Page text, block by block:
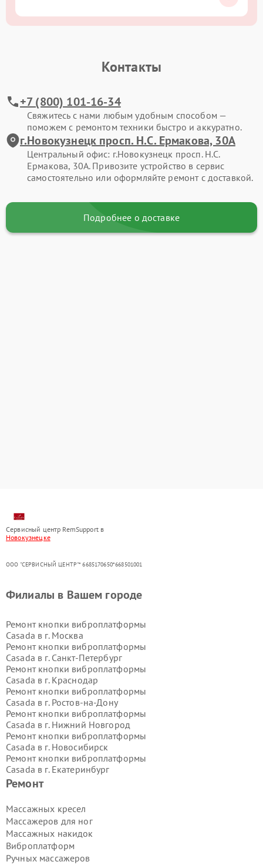
Контакты
+7 (800) 101-16-34
Свяжитесь с нами любым удобным способом —
поможем с ремонтом техники быстро и аккуратно.
г.Новокузнецк просп. Н.С. Ермакова, 30А
Центральный офис: г.Новокузнецк просп. Н.С.
Ермакова, 30А. Привозите устройство в сервис
самостоятельно или оформляйте ремонт с доставкой.
Подробнее о доставке
Сервисный центр RemSupport в
Новокузнецке
ООО "СЕРВИСНЫЙ ЦЕНТР"* 6685170650*668501001
Ремонт
Массажных кресел
Массажеров для ног
Массажных накидок
Виброплатформ
Ручных массажеров
Филиалы в Вашем городе
Ремонт кнопки виброплатформы
Casada в г. Москва
Ремонт кнопки виброплатформы
Casada в г. Санкт-Петербург
Ремонт кнопки виброплатформы
Casada в г. Краснодар
Ремонт кнопки виброплатформы
Casada в г. Ростов-на-Дону
Ремонт кнопки виброплатформы
Casada в г. Нижний Новгород
Ремонт кнопки виброплатформы
Casada в г. Новосибирск
Ремонт кнопки виброплатформы
Casada в г. Екатеринбург
Ремонт кнопки виброплатформы
Ремонт кнопки виброплатформы
Casada в г.Воронеж
Ремонт кнопки виброплатформы
Casada в г.Волгоград
Ремонт кнопки виброплатформы
Casada в г.Самара